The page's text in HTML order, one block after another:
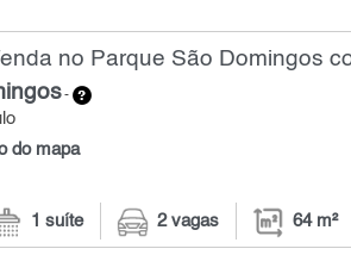
no Parque São Domingos
-
do mapa
1 suíte 2 vagas 64 m²